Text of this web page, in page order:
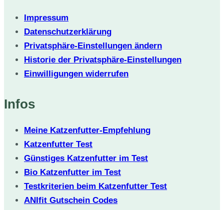
Impressum
Datenschutzerklärung
Privatsphäre-Einstellungen ändern
Historie der Privatsphäre-Einstellungen
Einwilligungen widerrufen
Infos
Meine Katzenfutter-Empfehlung
Katzenfutter Test
Günstiges Katzenfutter im Test
Bio Katzenfutter im Test
Testkriterien beim Katzenfutter Test
ANIfit Gutschein Codes